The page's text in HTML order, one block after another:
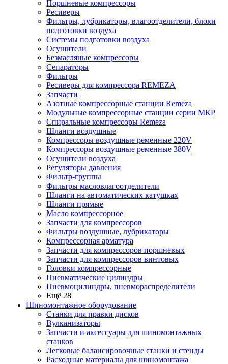
Поршневые компрессоры
Ресиверы
Фильтры, лубрикаторы, влагоотделители, блоки
подготовки воздуха
Системы подготовки воздуха
Осушители
Безмасляные компрессоры
Сепараторы
Фильтры
Ресиверы для компрессора REMEZA
Запчасти
Азотные компрессорные станции Remeza
Модульные компрессорные станции серии МКР
Спиральные компрессоры Remeza
Шланги воздушные
Компрессоры воздушные ременные 220V
Компрессоры воздушные ременные 380V
Осушители воздуха
Регуляторы давления
Фильтр-группы
Фильтры масловлагоотделители
Шланги на автоматических катушках
Шланги прямые
Масло компрессорное
Запчасти для компрессоров
Фильтры воздушные, лубрикаторы
Компрессорная арматура
Запчасти для компрессоров поршневых
Запчасти для компрессоров винтовых
Головки компрессорные
Пневматические цилиндры
Пневмоцилиндры, пневмораспределители
Ещё 28
Шиномонтажное оборудование
Станки для правки дисков
Вулканизаторы
Запчасти и аксессуары для шиномонтажных
станков
Легковые балансировочные станки и стенды
Расходные материалы для шиномонтажа